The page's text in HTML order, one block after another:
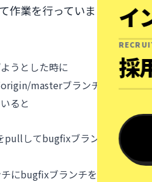
イ
採
作業を行っていま
うとした時に
masterブランチに
ると
してbugfixブランチ
にbugfixブランチをプ